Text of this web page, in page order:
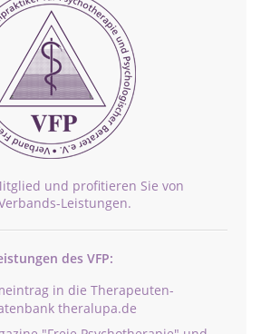
und profitieren Sie von
Leistungen.
des VFP:
in die Therapeuten-
theralupa.de